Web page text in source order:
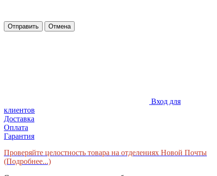
Отправить Отмена
Вход для
клиентов
Доставка
Оплата
Гарантия
Проверяйте целостность товара на отделениях Новой Почты
(Подробнее...)